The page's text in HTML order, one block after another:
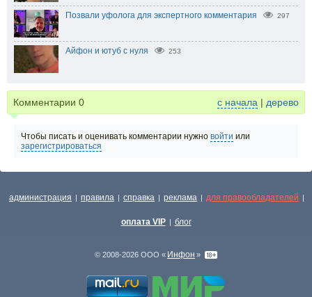
Позвали уфолога для экспертного комментария 297
Айфон и ютуб с нуля 253
Комментарии 0 с начала | дерево
Чтобы писать и оценивать комментарии нужно войти или
зарегистрироваться
администрация | правила | справка | реклама | для правообладателей |
оплата VIP | блог
© 2008-2026 ООО « Инфон »